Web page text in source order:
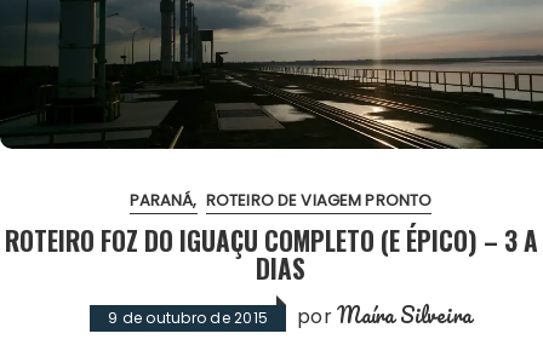
PARANÁ ROTEIRO DE VIAGEM PRONTO
ROTEIRO FOZ DO IGUAÇU COMPLETO (E ÉPICO) – 3
DIAS
9 de outubro de 2015 porMaíra Silveira